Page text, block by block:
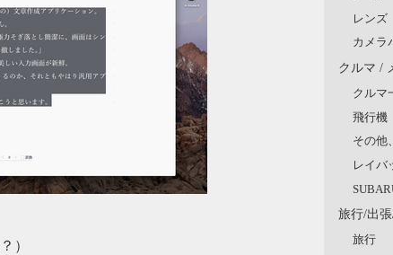
）
レンズ
カメラ
クルマ /
クルマ
飛行機
その他
レイバ
旅行/出
旅行